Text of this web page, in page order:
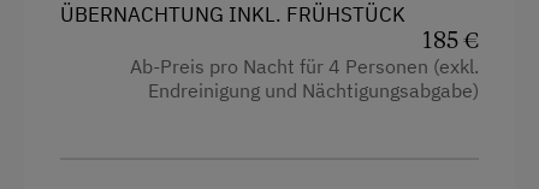
Einzelbett
Doppelbett (Queensize)
ÜBERNACHTUNG INKL. FRÜHSTÜCK
185 €
Ab-Preis pro Nacht für 4 Personen (exkl.
Endreinigung und Nächtigungsabgabe)